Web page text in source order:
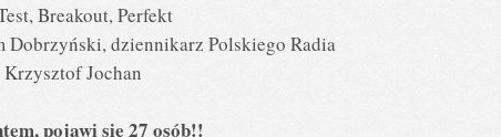
Breakout, Perfekt
Dobrzyński, dziennikarz Polskiego Radia
Jochan
pojawi się 27 osób!!